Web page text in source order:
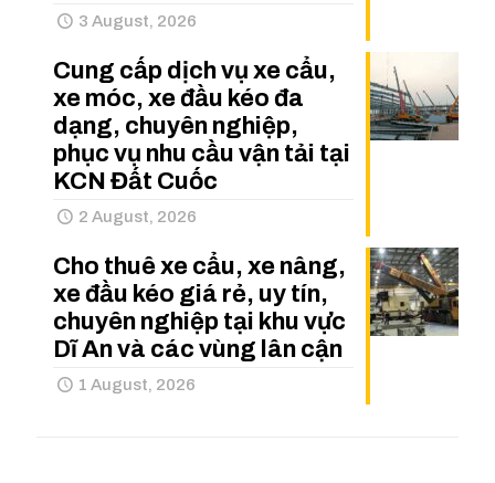
3 August, 2026
Cung cấp dịch vụ xe cẩu,
xe móc, xe đầu kéo đa
dạng, chuyên nghiệp,
phục vụ nhu cầu vận tải tại
KCN Đất Cuốc
2 August, 2026
Cho thuê xe cẩu, xe nâng,
xe đầu kéo giá rẻ, uy tín,
chuyên nghiệp tại khu vực
Dĩ An và các vùng lân cận
1 August, 2026